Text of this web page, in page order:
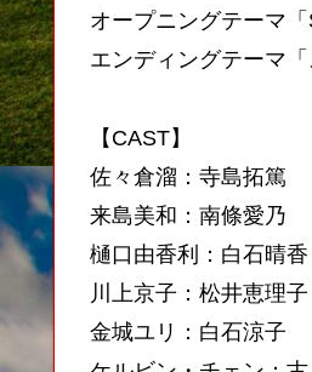
オープニングテーマ
エンディングテーマ
【CAST】
佐々倉溜：寺島拓篤
来島美和：南條愛乃
樋口由香利：白石晴香
川上京子：松井恵理子
金城ユリ：白石涼子